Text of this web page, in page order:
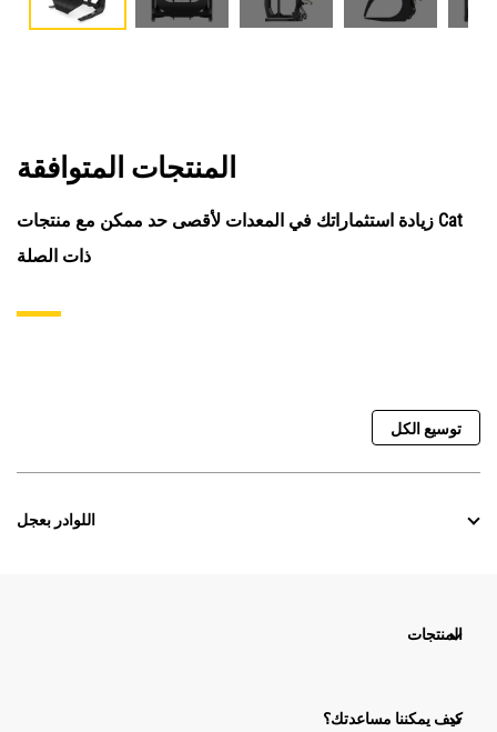
المنتجات المتوافقة
زيادة استثماراتك في المعدات لأقصى حد ممكن مع منتجات Cat
ذات الصلة
توسيع الكل
اللوادر بعجل
المنتجات
كيف يمكننا مساعدتك؟